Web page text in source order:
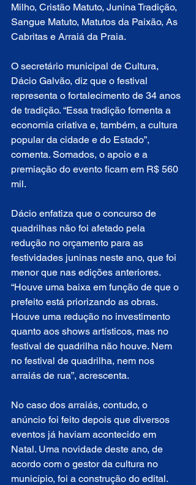
Milho, Cristão Matuto, Junina Tradição,
Sangue Matuto, Matutos da Paixão, As
Cabritas e Arraiá da Praia.
O secretário municipal de Cultura,
Dácio Galvão, diz que o festival
representa o fortalecimento de 34 anos
de tradição. “Essa tradição fomenta a
economia criativa e, também, a cultura
popular da cidade e do Estado”,
comenta. Somados, o apoio e a
premiação do evento ficam em R$ 560
mil.
Dácio enfatiza que o concurso de
quadrilhas não foi afetado pela
redução no orçamento para as
festividades juninas neste ano, que foi
menor que nas edições anteriores.
“Houve uma baixa em função de que o
prefeito está priorizando as obras.
Houve uma redução no investimento
quanto aos shows artísticos, mas no
festival de quadrilha não houve. Nem
no festival de quadrilha, nem nos
arraiás de rua”, acrescenta.
No caso dos arraiás, contudo, o
anúncio foi feito depois que diversos
eventos já haviam acontecido em
Natal. Uma novidade deste ano, de
acordo com o gestor da cultura no
município, foi a construção do edital.